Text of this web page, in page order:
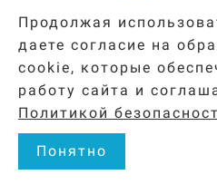
Добавьте
в блоке
необходимо
после
Продолжая
даете согласие на
cookie, которые
работу сайта и
Политикой
Понятно